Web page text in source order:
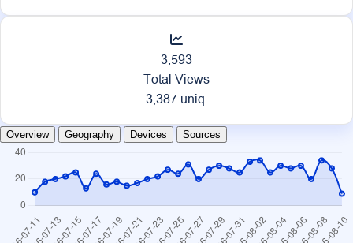
3,593
Total Views
3,387 uniq.
Overview Geography Devices Sources